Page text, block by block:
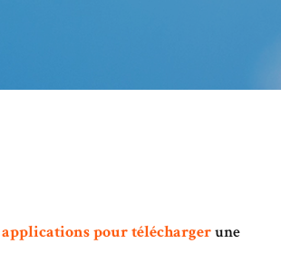
applicationspourtéléchargerune